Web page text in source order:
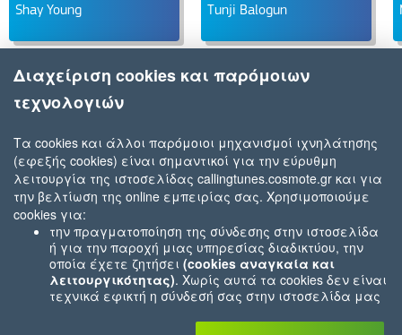
Shay Young Tunji Balogun
Διαχείριση cookies και παρόμοιων
τεχνολογιών
Τα cookies και άλλοι παρόμοιοι μηχανισμοί ιχνηλάτησης
(εφεξής cookies) είναι σημαντικοί για την εύρυθμη
λειτουργία της ιστοσελίδας callingtunes.cosmote.gr και για
την βελτίωση της online εμπειρίας σας. Χρησιμοποιούμε
cookies για:
την πραγματοποίηση της σύνδεσης στην ιστοσελίδα
ή για την παροχή μιας υπηρεσίας διαδικτύου, την
οποία έχετε ζητήσει (cookies αναγκαία και
λειτουργικότητας). Χωρίς αυτά τα cookies δεν είναι
τεχνικά εφικτή η σύνδεσή σας στην ιστοσελίδα μας
που εσείς μας ζητήσατε (π.χ.cookies που αφορούν